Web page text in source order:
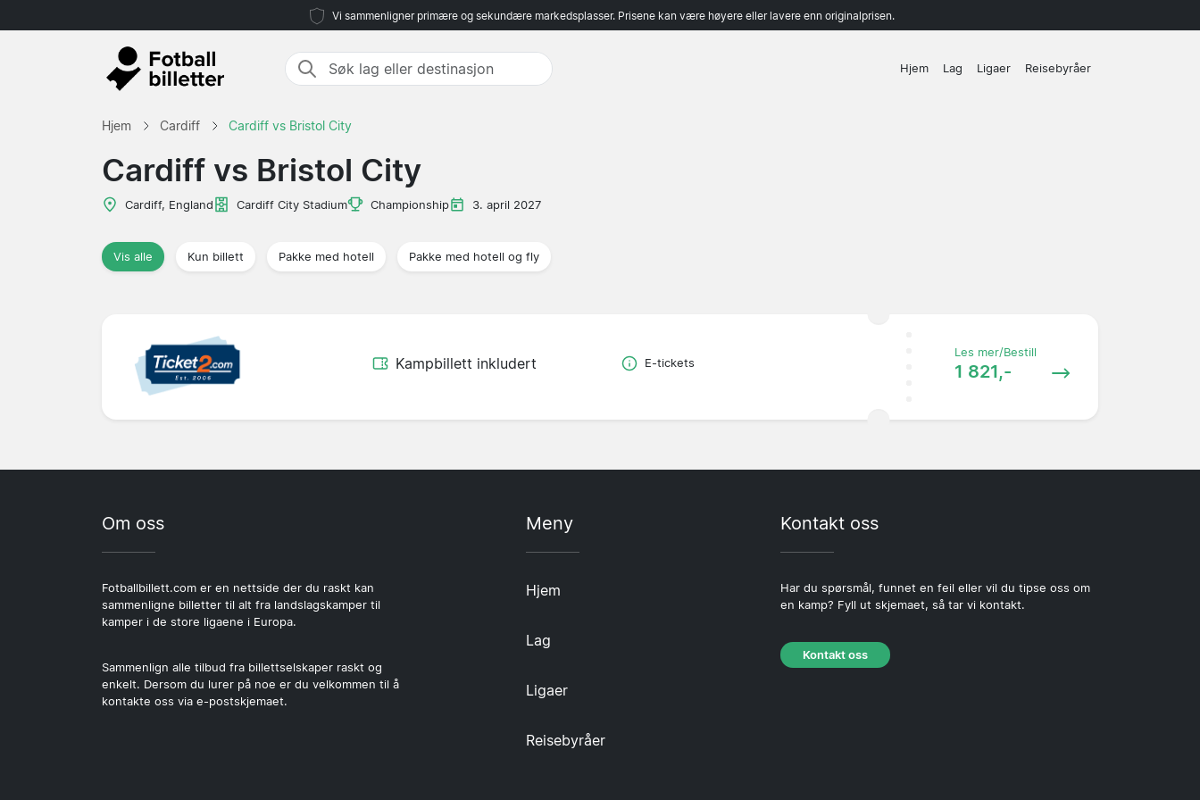
Vi sammenligner primære og sekundære markedsplasser. Prisene kan være høyere eller lavere enn originalprisen.
Hjem Lag Ligaer Reisebyråer
Hjem Cardiff Cardiff vs Bristol City
Cardiff vs Bristol City
Cardiff, England Cardiff City Stadium Championship 3. april 2027
Vis alle Kun billett Pakke med hotell Pakke med hotell og fly
Kampbillett inkludert E-tickets
Les mer/Bestill
1 821,-
Om oss
Fotballbillett.com er en nettside der du raskt kan
sammenligne billetter til alt fra landslagskamper til
kamper i de store ligaene i Europa.
Sammenlign alle tilbud fra billettselskaper raskt og
enkelt. Dersom du lurer på noe er du velkommen til å
kontakte oss via e-postskjemaet.
Meny
Hjem
Lag
Ligaer
Reisebyråer
Kontakt oss
Har du spørsmål, funnet en feil eller vil du tipse oss om
en kamp? Fyll ut skjemaet, så tar vi kontakt.
Kontakt oss